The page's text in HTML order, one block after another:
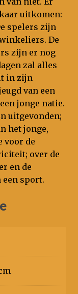
uitkomen:
spelers zijn
De
zijn er nog
zal alles
in zijn
van een
jonge natie.
uitgevonden;
het jonge,
voor de
over de
en de
een sport.